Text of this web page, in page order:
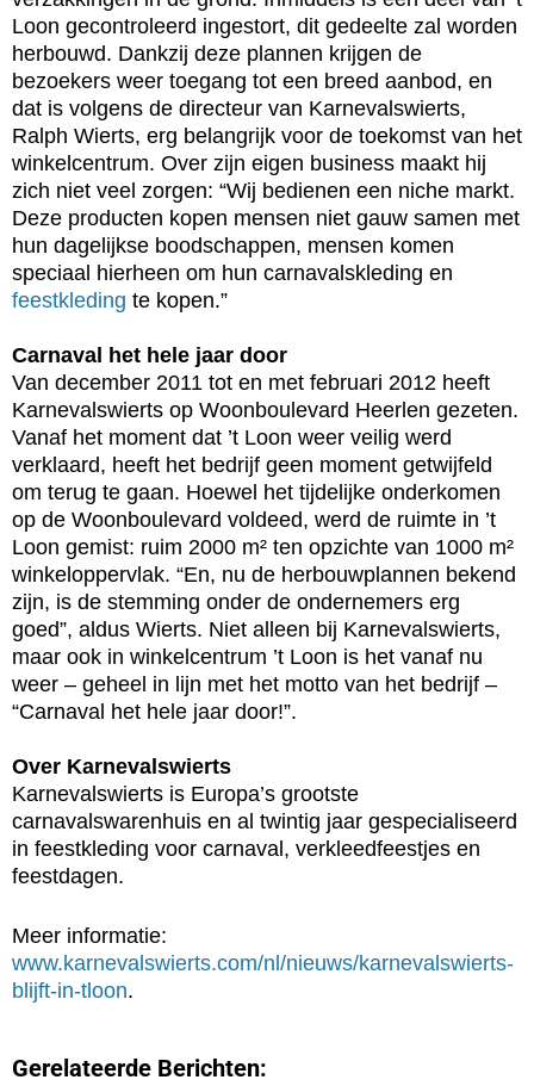
Loon gecontroleerd ingestort, dit gedeelte zal worden
herbouwd. Dankzij deze plannen krijgen de
bezoekers weer toegang tot een breed aanbod, en
dat is volgens de directeur van Karnevalswierts,
Ralph Wierts, erg belangrijk voor de toekomst van het
winkelcentrum. Over zijn eigen business maakt hij
zich niet veel zorgen: “Wij bedienen een niche markt.
Deze producten kopen mensen niet gauw samen met
hun dagelijkse boodschappen, mensen komen
speciaal hierheen om hun carnavalskleding en
feestkleding te kopen.”
Carnaval het hele jaar door
Van december 2011 tot en met februari 2012 heeft
Karnevalswierts op Woonboulevard Heerlen gezeten.
Vanaf het moment dat ’t Loon weer veilig werd
verklaard, heeft het bedrijf geen moment getwijfeld
om terug te gaan. Hoewel het tijdelijke onderkomen
op de Woonboulevard voldeed, werd de ruimte in ’t
Loon gemist: ruim 2000 m² ten opzichte van 1000 m²
winkeloppervlak. “En, nu de herbouwplannen bekend
zijn, is de stemming onder de ondernemers erg
goed”, aldus Wierts. Niet alleen bij Karnevalswierts,
maar ook in winkelcentrum ’t Loon is het vanaf nu
weer – geheel in lijn met het motto van het bedrijf –
“Carnaval het hele jaar door!”.
Over Karnevalswierts
Karnevalswierts is Europa’s grootste
carnavalswarenhuis en al twintig jaar gespecialiseerd
in feestkleding voor carnaval, verkleedfeestjes en
feestdagen.
Meer informatie:
www.karnevalswierts.com/nl/nieuws/karnevalswierts-
blijft-in-tloon.
Gerelateerde Berichten: